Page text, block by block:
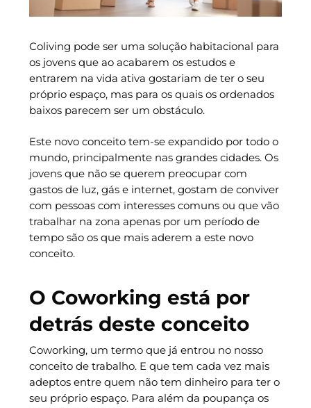
Coliving pode ser uma solução habitacional para
os jovens que ao acabarem os estudos e
entrarem na vida ativa gostariam de ter o seu
próprio espaço, mas para os quais os ordenados
baixos parecem ser um obstáculo.
Este novo conceito tem-se expandido por todo o
mundo, principalmente nas grandes cidades. Os
jovens que não se querem preocupar com
gastos de luz, gás e internet, gostam de conviver
com pessoas com interesses comuns ou que vão
trabalhar na zona apenas por um período de
tempo são os que mais aderem a este novo
conceito.
O Coworking está por
detrás deste conceito
Coworking, um termo que já entrou no nosso
conceito de trabalho. E que tem cada vez mais
adeptos entre quem não tem dinheiro para ter o
seu próprio espaço. Para além da poupança os